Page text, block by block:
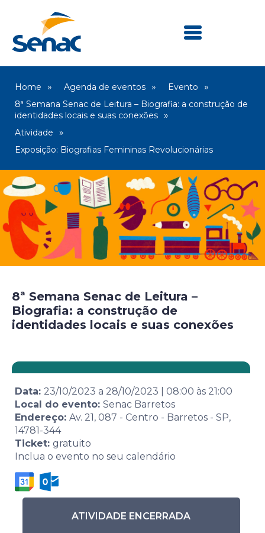
Home Agenda de eventos
Evento
8ª Semana Senac de Leitura – Biografia: a construção de
identidades locais e suas conexões
Atividade
Exposição: Biografias Femininas Revolucionárias
8ª Semana Senac de Leitura –
Biografia: a construção de
identidades locais e suas conexões
Data: 23/10/2023 a 28/10/2023 08:00 às 21:00
Local do evento: Senac Barretos
Endereço: Av. 21, 087 - Centro - Barretos - SP,
14781-344
Ticket: gratuito
Inclua o evento no seu calendário
ATIVIDADE ENCERRADA